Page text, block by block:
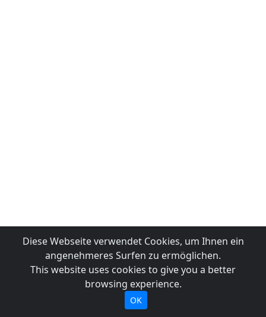
Diese Webseite verwendet Cookies, um Ihnen ein
angenehmeres Surfen zu ermöglichen.
This website uses cookies to give you a better
browsing experience.
OK